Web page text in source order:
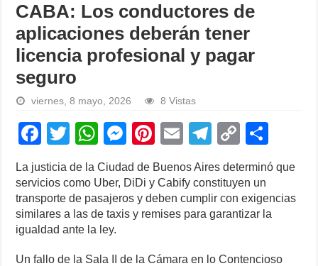
CABA: Los conductores de
aplicaciones deberán tener
licencia profesional y pagar
seguro
viernes, 8 mayo, 2026 8 Vistas
F
a
c
e
b
T
wi
tt
er
W
h
at
s
A
M
e
ss
e
n
Pi
nt
er
e
st
E
m
ail
T
el
e
gr
a
C
p
y
Li
h
ar
e
La justicia de la Ciudad de Buenos Aires determinó que
servicios como Uber, DiDi y Cabify constituyen un
transporte de pasajeros y deben cumplir con exigencias
similares a las de taxis y remises para garantizar la
igualdad ante la ley.
Un fallo de la Sala II de la Cámara en lo Contencioso